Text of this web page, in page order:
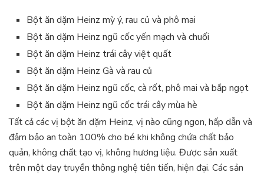
Bột ăn dặm Heinz mỳ ý, rau củ và phô mai
Bột ăn dặm Heinz ngũ cốc yến mạch và chuối
Bột ăn dặm Heinz trái cây việt quất
Bột ăn dặm Heinz Gà và rau củ
Bột ăn dặm Heinz ngũ cốc, cà rốt, phô mai và bắp ngọt
Bột ăn dặm Heinz ngũ cốc trái cây mùa hè
Tất cả các vị bột ăn dặm Heinz, vị nào cũng ngon, hấp dẫn và
đảm bảo an toàn 100% cho bé khi không chứa chất bảo
quản, không chất tạo vị, không hương liệu. Được sản xuất
trên một day truyền thông nghệ tiên tiến, hiện đại. Các sản